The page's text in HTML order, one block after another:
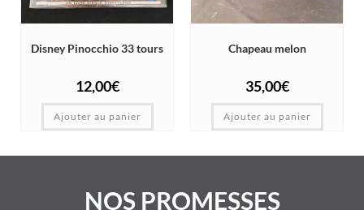
Disney Pinocchio 33 tours
12,00€
Ajouter au panier
Chapeau melon
35,00€
Ajouter au panier
NOS PROMESSES